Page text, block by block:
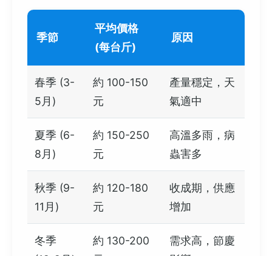
季節
平均價格
(每台斤)
原因
春季 (3-
5月)
約 100-150
元
產量穩定，天
氣適中
夏季 (6-
8月)
約 150-250
元
高溫多雨，病
蟲害多
秋季 (9-
11月)
約 120-180
元
收成期，供應
增加
冬季
約 130-200
需求高，節慶